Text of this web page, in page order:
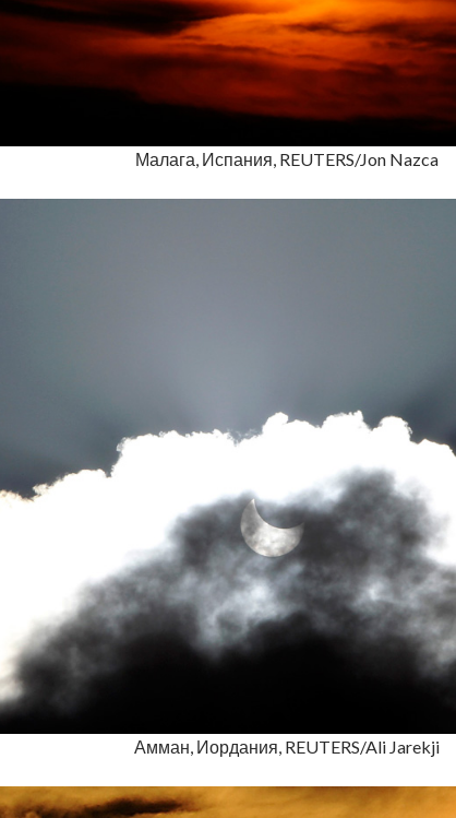
Малага, Испания, REUTERS/Jon Nazca
Амман, Иордания, REUTERS/Ali Jarekji